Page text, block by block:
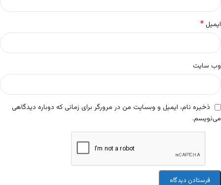
ایمیل*
وب‌ سایت
ذخیره نام، ایمیل و وبسایت من در مرورگر برای زمانی که دوباره دیدگاهی
می‌نویسم.